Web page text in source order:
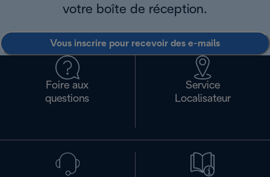
votre boîte de réception.
Vous inscrire pour recevoir des e-mails
Foire aux
questions
Service
Localisateur